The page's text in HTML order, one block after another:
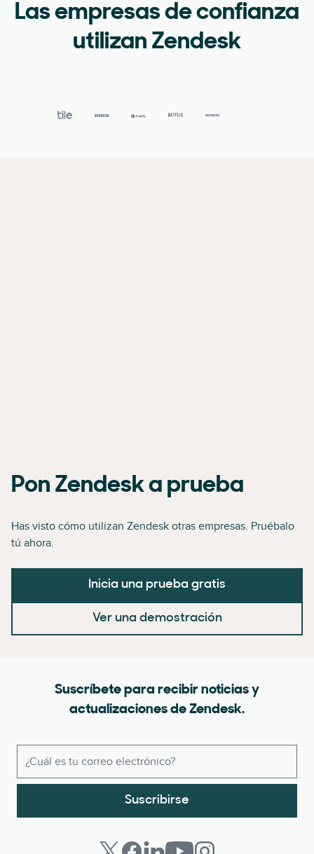
Las empresas de confianza
utilizan Zendesk
Pon Zendesk a prueba
Has visto cómo utilizan Zendesk otras empresas. Pruébalo
tú ahora.
Inicia una prueba gratis
Ver una demostración
Suscríbete para recibir noticias y
actualizaciones de Zendesk.
Suscribirse